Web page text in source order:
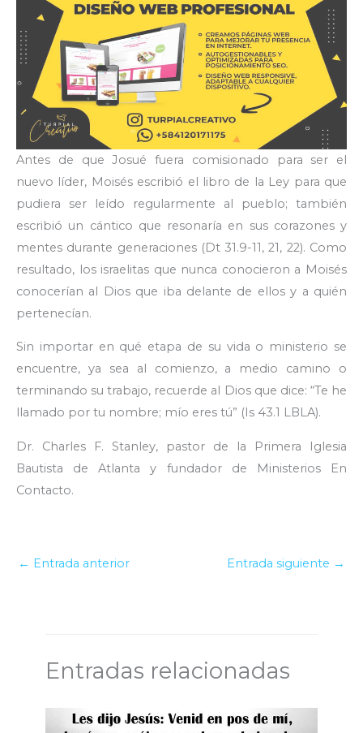
Antes de que Josué fuera comisionado para ser el
nuevo líder, Moisés escribió el libro de la Ley para que
pudiera ser leído regularmente al pueblo; también
escribió un cántico que resonaría en sus corazones y
mentes durante generaciones (Dt 31.9-11, 21, 22). Como
resultado, los israelitas que nunca conocieron a Moisés
conocerían al Dios que iba delante de ellos y a quién
pertenecían.
Sin importar en qué etapa de su vida o ministerio se
encuentre, ya sea al comienzo, a medio camino o
terminando su trabajo, recuerde al Dios que dice: “Te he
llamado por tu nombre; mío eres tú” (Is 43.1 LBLA).
Dr. Charles F. Stanley, pastor de la Primera Iglesia
Bautista de Atlanta y fundador de Ministerios En
Contacto.
← Entrada anterior Entrada siguiente →
Entradas relacionadas